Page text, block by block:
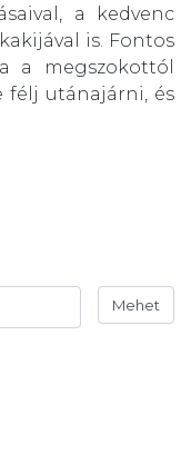
a kedvenc
is. Fontos
a megszokottól
félj utánajárni, és
Mehet